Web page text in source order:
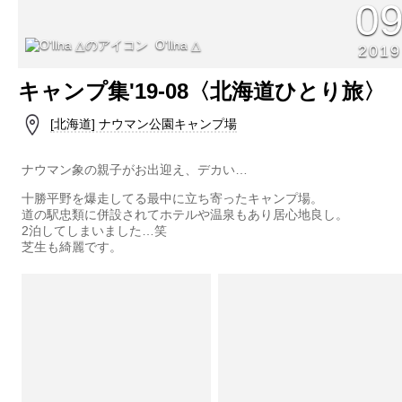
O'llna △ 2019
キャンプ集'19-08〈北海道ひとり旅〉
[北海道] ナウマン公園キャンプ場
ナウマン象の親子がお出迎え、デカい…
十勝平野を爆走してる最中に立ち寄ったキャンプ場。
道の駅忠類に併設されてホテルや温泉もあり居心地良し。
2泊してしまいました…笑
芝生も綺麗です。